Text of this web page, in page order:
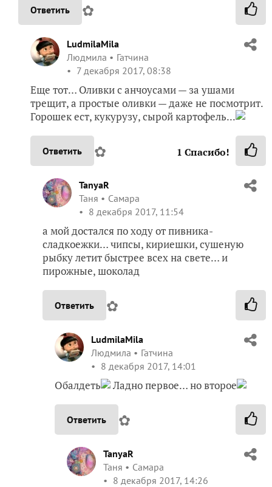
Ответить ✿
LudmilaMila
Людмила
Гатчина
7 декабря 2017, 08:38
Еще тот… Оливки с анчоусами — за ушами
трещит, а простые оливки — даже не посмотрит.
Горошек ест, кукурузу, сырой картофель...
Ответить ✿ 1 Спасибо!
TanyaR
Таня
Самара
8 декабря 2017, 11:54
а мой достался по ходу от пивника-
сладкоежки… чипсы, кириешки, сушеную
рыбку летит быстрее всех на свете… и
пирожные, шоколад
Ответить ✿
LudmilaMila
Людмила
Гатчина
8 декабря 2017, 14:01
Обалдеть Ладно первое… но второе
Ответить ✿
TanyaR
Таня
Самара
8 декабря 2017, 14:26